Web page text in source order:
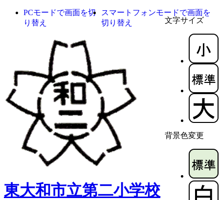
文字サイズ
背景色変更
PCモードで画面を切
り替え
スマートフォンモードで画面を
切り替え
東大和市立第二小学校